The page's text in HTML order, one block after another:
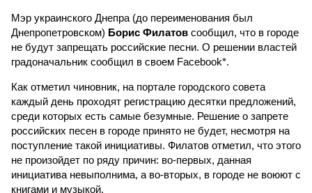
Мэр украинского Днепра (до переименования был
Днепропетровском) Борис Филатов сообщил, что в городе
не будут запрещать российские песни. О решении властей
градоначальник сообщил в своем Facebook*.
Как отметил чиновник, на портале городского совета
каждый день проходят регистрацию десятки предложений,
среди которых есть самые безумные. Решение о запрете
российских песен в городе принято не будет, несмотря на
поступление такой инициативы. Филатов отметил, что этого
не произойдет по ряду причин: во-первых, данная
инициатива невыполнима, а во-вторых, в городе не воюют с
книгами и музыкой.